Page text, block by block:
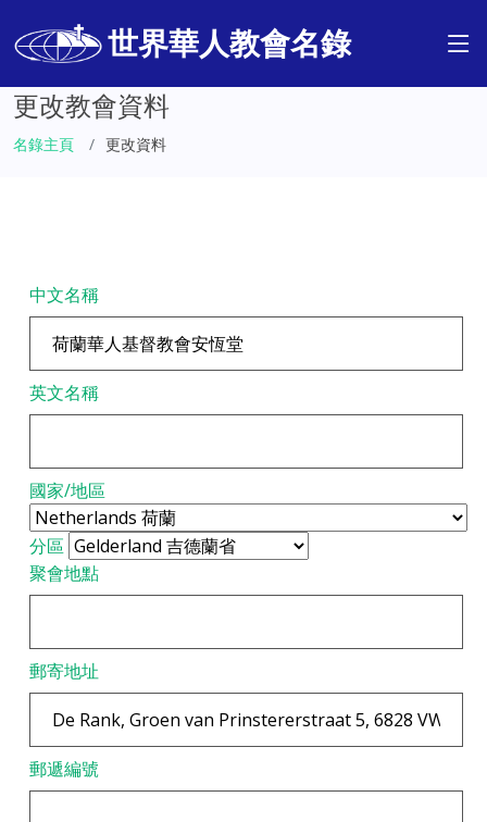
世界華人教會名錄
更改教會資料
名錄主頁 更改資料
中文名稱
英文名稱
國家/地區
分區
聚會地點
郵寄地址
郵遞編號